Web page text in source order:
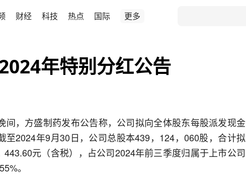
财经 科技 热点 国际 更多
年特别分红公告
间，方盛制药发布公告称，公司拟向全体股东每股派发现金
至2024年9月30日，公司总股本439，124，060股，合计拟
元（含税），占公司2024年前三季度归属于上市公司
。